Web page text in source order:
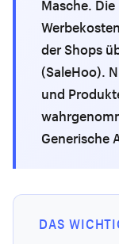
Masche.
der Shops
(SaleHoo).
und
Generische
DAS